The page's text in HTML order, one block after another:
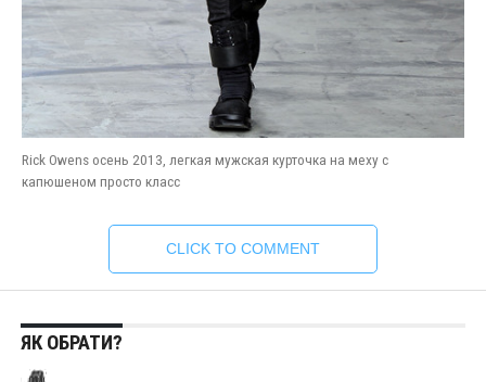
Rick Owens осень 2013, легкая мужская курточка на меху с
капюшеном просто класс
CLICK TO COMMENT
ЯК ОБРАТИ?